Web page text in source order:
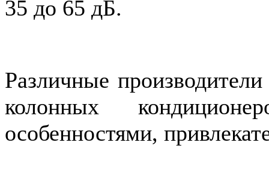
35 до 65 дБ.
Различные
колонных
особенностями,